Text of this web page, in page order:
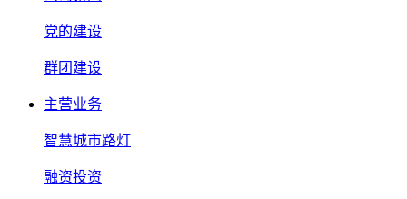
党的建设
群团建设
主营业务
智慧城市路灯
融资投资